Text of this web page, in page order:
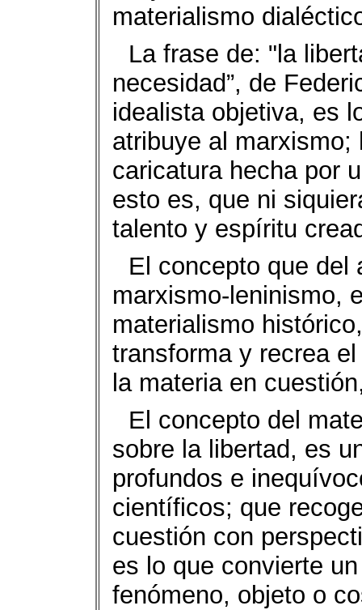
materialismo
La frase de: "la
necesidad”, de
idealista objetiva, es
atribuye al marxismo;
caricatura hecha por
esto es, que ni
talento y espíritu
El concepto que del
marxismo-leninismo,
materialismo
transforma y recrea
la materia en
El concepto del
sobre la libertad, es
profundos e
científicos; que
cuestión con
es lo que convierte
fenómeno, objeto o